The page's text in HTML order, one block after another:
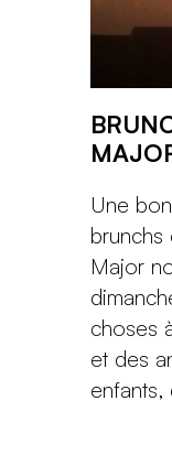
Une
Major
choses
et des